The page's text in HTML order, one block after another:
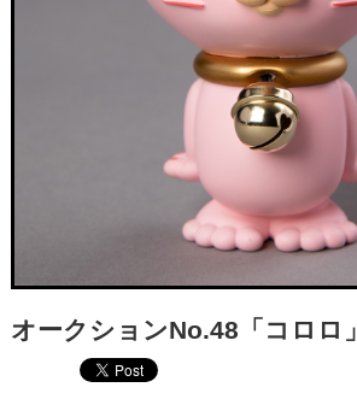
オークションNo.48「コロロ